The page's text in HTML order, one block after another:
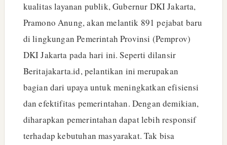
kualitas layanan publik, Gubernur DKI Jakarta,
Pramono Anung, akan melantik 891 pejabat baru
di lingkungan Pemerintah Provinsi (Pemprov)
DKI Jakarta pada hari ini. Seperti dilansir
Beritajakarta.id, pelantikan ini merupakan
bagian dari upaya untuk meningkatkan efisiensi
dan efektifitas pemerintahan. Dengan demikian,
diharapkan pemerintahan dapat lebih responsif
terhadap kebutuhan masyarakat. Tak bisa